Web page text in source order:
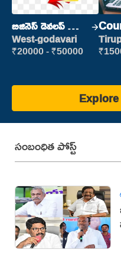
బిజినెస్ డెవలప్ మెంట్
మేనేజర్
West-godavari
₹20000 - ₹50000
సంబంధిత పోస్ట్